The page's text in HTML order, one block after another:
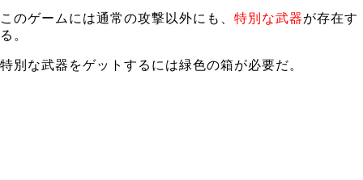
このゲームには通常の攻撃以外にも、 特別な武器が存在す
る。
特別な武器をゲットするには緑色の箱が必要だ。